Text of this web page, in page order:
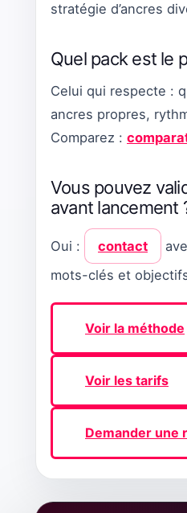
stratégie d’ancres
Quel pack est le
Celui qui respecte :
ancres propres,
Comparez :
Vous pouvez
avant lancement
Oui : contact
mots-clés et
Voir la méthode
Voir les tarifs
Demander une